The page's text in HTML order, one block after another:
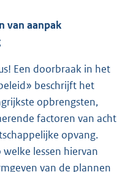
van aanpak
Een doorbraak in het
beschrijft het
opbrengsten,
factoren van acht
opvang.
lessen hiervan
van de plannen